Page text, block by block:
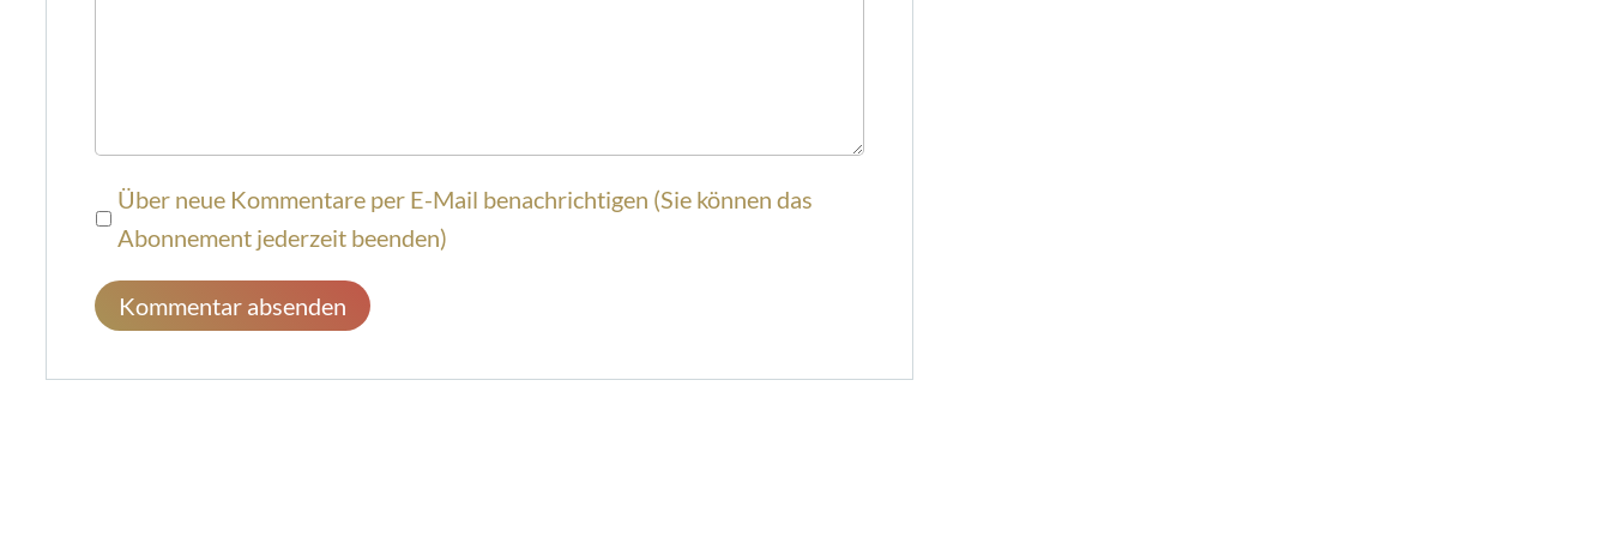
Über neue Kommentare per E-Mail benachrichtigen (Sie können das
Abonnement jederzeit beenden)
Kommentar absenden